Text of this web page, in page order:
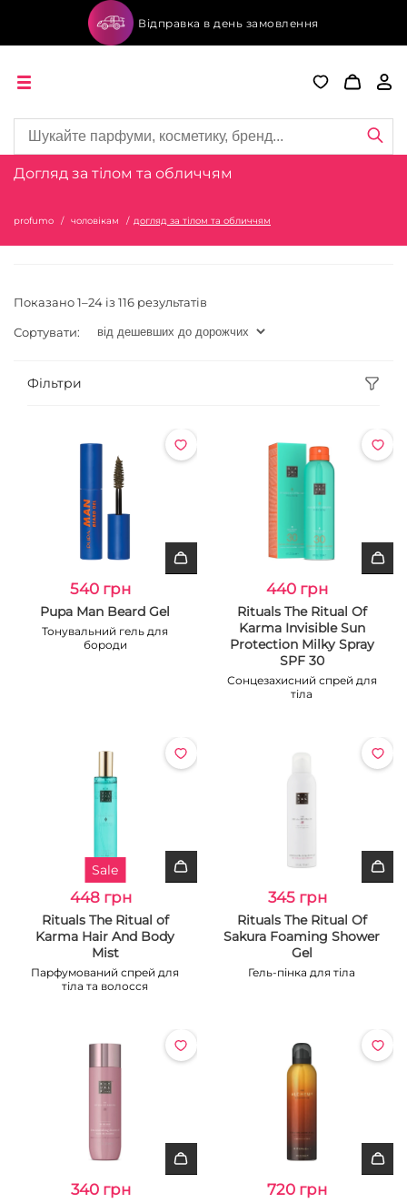
Відправка в день замовлення
Догляд за тілом та обличчям
profumo чоловікам догляд за тілом та обличчям
Показано 1–24 із 116 результатів
Сортувати:
Фільтри
540 грн
Pupa Man Beard Gel
Тонувальний гель для
бороди
440 грн
Rituals The Ritual Of
Karma Invisible Sun
Protection Milky Spray
SPF 30
Сонцезахисний спрей для
тіла
Sale
448 грн
Rituals The Ritual of
Karma Hair And Body
Mist
Парфумований спрей для
тіла та волосся
345 грн
Rituals The Ritual Of
Sakura Foaming Shower
Gel
Гель-пінка для тіла
340 грн 720 грн